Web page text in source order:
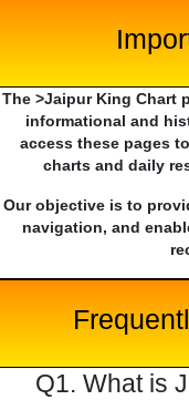
The >Jaipur King Chart
informational and
access these pages
charts and daily
Our objective is to
navigation, and
Q1. What is